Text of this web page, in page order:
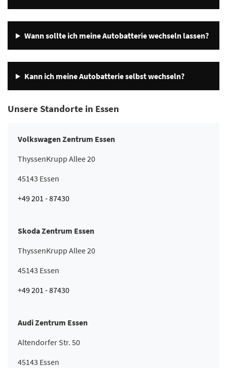
Wann sollte ich meine Autobatterie wechseln lassen?
Kann ich meine Autobatterie selbst wechseln?
Unsere Standorte in Essen
Volkswagen Zentrum Essen
ThyssenKrupp Allee 20
45143 Essen
+49 201 - 87430
Skoda Zentrum Essen
ThyssenKrupp Allee 20
45143 Essen
+49 201 - 87430
Audi Zentrum Essen
Altendorfer Str. 50
45143 Essen